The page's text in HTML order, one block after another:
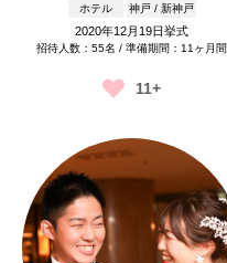
ホテル 神戸 / 新神戸
2020年12月19日挙式
招待人数：55名 / 準備期間：11ヶ月間
11+